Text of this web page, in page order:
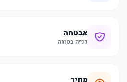
אבטחה
קנייה בטוחה
מחיר